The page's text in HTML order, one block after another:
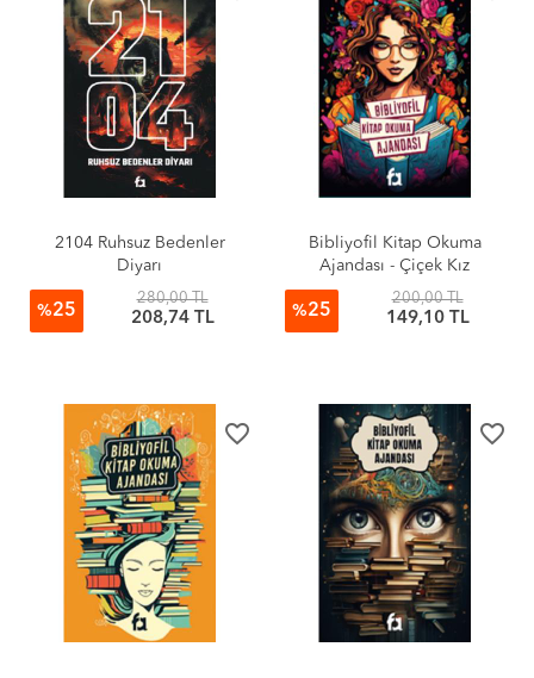
2104 Ruhsuz Bedenler
Diyarı
%25
280,00 TL
208,74 TL
Bibliyofil Kitap Okuma
Ajandası - Çiçek Kız
%25
200,00 TL
149,10 TL
favorite_border favorite_border